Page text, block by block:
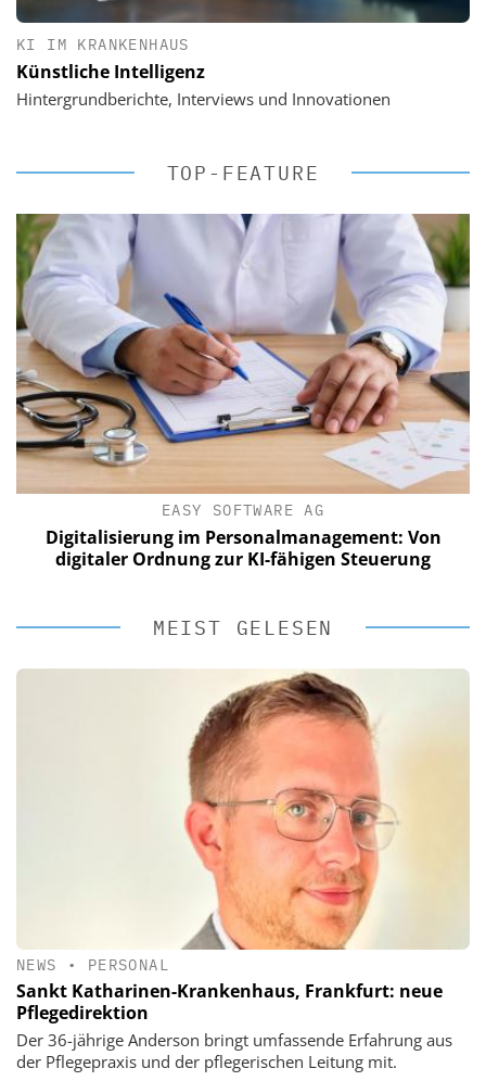
KI IM KRANKENHAUS
Künstliche Intelligenz
Hintergrundberichte, Interviews und Innovationen
TOP-FEATURE
EASY SOFTWARE AG
Digitalisierung im Personalmanagement: Von
digitaler Ordnung zur KI-fähigen Steuerung
MEIST GELESEN
NEWS • PERSONAL
Sankt Katharinen-Krankenhaus, Frankfurt: neue
Pflegedirektion
Der 36-jährige Anderson bringt umfassende Erfahrung aus
der Pflegepraxis und der pflegerischen Leitung mit.